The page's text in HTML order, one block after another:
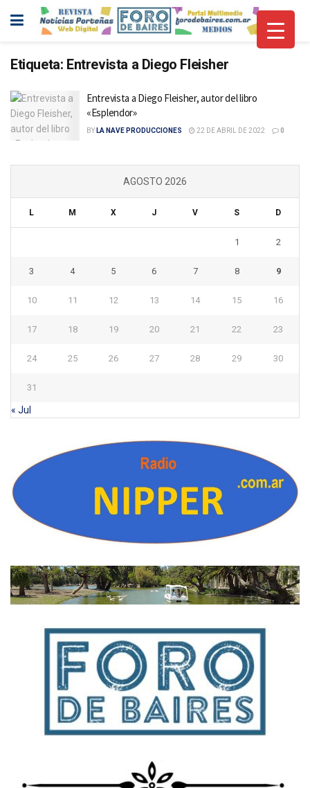
Etiqueta: Entrevista a Diego Fleisher
Entrevista a Diego Fleisher, autor del libro
«Esplendor»
BY LA NAVE PRODUCCIONES 22 DE ABRIL DE 2022 0
AGOSTO 2026
L M X J V S D
1 2
3 4 5 6 7 8 9
10 11 12 13 14 15 16
17 18 19 20 21 22 23
24 25 26 27 28 29 30
31
« Jul